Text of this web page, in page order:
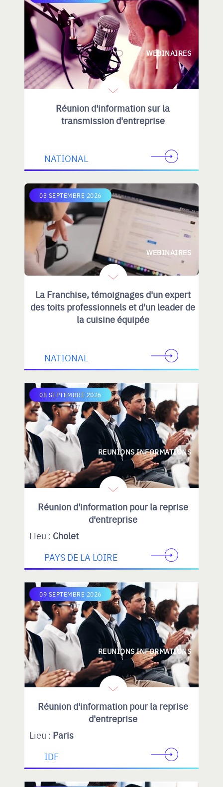
WEBINAIRES
Réunion d'information sur la
transmission d'entreprise
NATIONAL
03 SEPTEMBRE 2026
WEBINAIRES
La Franchise, témoignages d'un expert
des toits professionnels et d'un leader de
la cuisine équipée
NATIONAL
08 SEPTEMBRE 2026
REUNIONS INFORMATIONS
Réunion d'information pour la reprise
d'entreprise
Lieu : Cholet
PAYS DE LA LOIRE
09 SEPTEMBRE 2026
REUNIONS INFORMATIONS
Réunion d'information pour la reprise
d'entreprise
Lieu : Paris
IDF